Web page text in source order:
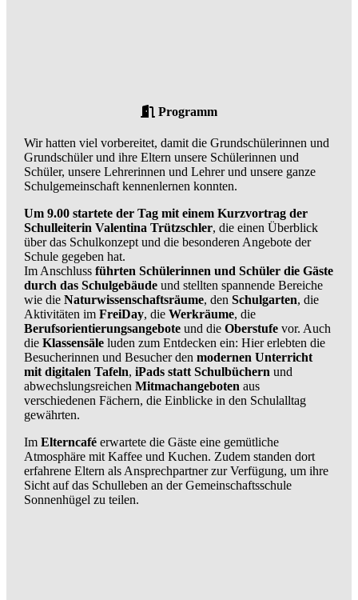
Programm
Wir hatten viel vorbereitet, damit die Grundschülerinnen und
Grundschüler und ihre Eltern unsere Schülerinnen und
Schüler, unsere Lehrerinnen und Lehrer und unsere ganze
Schulgemeinschaft kennenlernen konnten.
Um 9.00 startete der Tag mit einem Kurzvortrag der
Schulleiterin Valentina Trützschler, die einen Überblick
über das Schulkonzept und die besonderen Angebote der
Schule gegeben hat.
Im Anschluss führten Schülerinnen und Schüler die Gäste
durch das Schulgebäudeund stellten spannende Bereiche
wie die Naturwissenschaftsräume, den Schulgarten, die
Aktivitäten im FreiDay, die Werkräume, die
Berufsorientierungsangeboteund die Oberstufe vor. Auch
die Klassensäle luden zum Entdecken ein: Hier erlebten die
Besucherinnen und Besucher den modernen Unterricht
mit digitalen Tafeln, iPads statt Schulbüchern und
abwechslungsreichen Mitmachangeboten aus
verschiedenen Fächern, die Einblicke in den Schulalltag
gewährten.
Im Elterncafé erwartete die Gäste eine gemütliche
Atmosphäre mit Kaffee und Kuchen. Zudem standen dort
erfahrene Eltern als Ansprechpartner zur Verfügung, um ihre
Sicht auf das Schulleben an der Gemeinschaftsschule
Sonnenhügel zu teilen.